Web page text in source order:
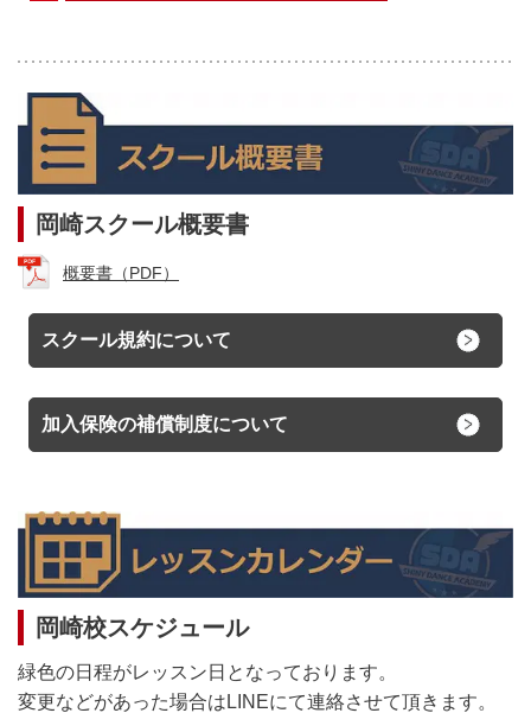
岡崎スクール概要書
概要書（PDF）
スクール規約について
加入保険の補償制度について
岡崎校スケジュール
緑色の日程がレッスン日となっております。
変更などがあった場合はLINEにて連絡させて頂きます。